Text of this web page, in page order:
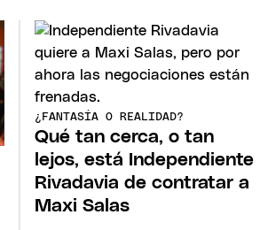
¿FANTASÍA O REALIDAD?
Qué tan cerca, o tan
lejos, está Independiente
Rivadavia de contratar a
Maxi Salas